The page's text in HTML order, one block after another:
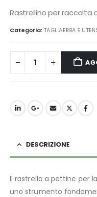
Rastrellino per raccolta
Categoria:TAGLIAERBA E
DESCRIZIONE
Il rastrello a pettine per
uno strumento